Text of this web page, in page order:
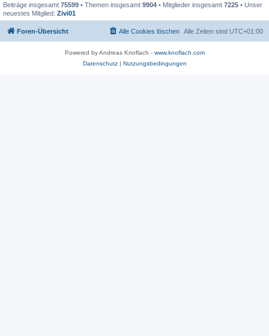
Beiträge insgesamt 75599 • Themen insgesamt 9904 • Mitglieder insgesamt 7225 • Unser
neuestes Mitglied: Zivi01
Foren-Übersicht Alle Zeiten sind UTC+01:00
Alle Cookies löschen
Powered by Andreas Knoflach - www.knoflach.com
Datenschutz| Nutzungsbedingungen